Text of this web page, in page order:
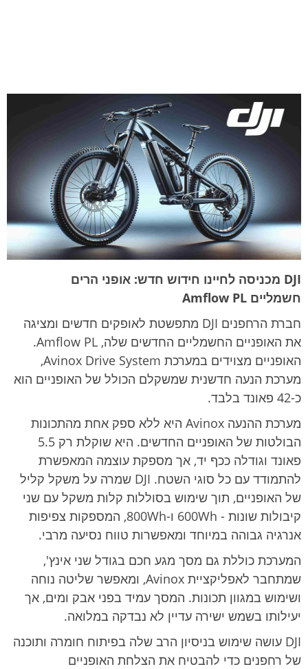
DJI מכניסה לחיינו חידוש חדש: אופני הרים
חשמליים Amflow PL
חברת הרחפנים DJI מתפשטת לאופקים חדשים ומציגה
את האופניים החשמליים החדשים שלה, Amflow PL.
האופניים מצוידים במערכת Avinox Drive System,
מערכת הנעה חדשנית שמשקלם הכולל של האופניים הוא
כ-42 פאונד בלבד.
מערכת ההנעה Avinox היא ללא ספק אחת מהתכונות
הבולטות של האופניים החדשים. היא שוקלת רק 5.5
פאונד וגודלה ככף יד, אך מספקת עוצמה המאפשרת
להתמודד עם כל סוגי השטח. DJI שמרה על משקל קליל
של האופניים, תוך שימוש בסוללות קלות משקל עם שני
קיבולות שונות - 600Wh ו-800Wh, המספקות צפיפות
אנרגיה גבוהה במיוחד ומאפשרות טווח נסיעה מרבי.
המערכת כוללת גם מסך מגע חכם בגודל שני אינץ',
שמתחבר לאפליקציית Avinox, ומאפשר שליטה נוחה
ושימוש במגוון תכונות. המסך עמיד בפני אבק ומים, אך
יעילותו בשמש ישירה עדיין לא נבדקה במלואה.
DJI עושה שימוש בניסיון הרב שלה בפיתוח חומרה ותוכנה
של רחפנים כדי להבטיח את הצלחת האופניים